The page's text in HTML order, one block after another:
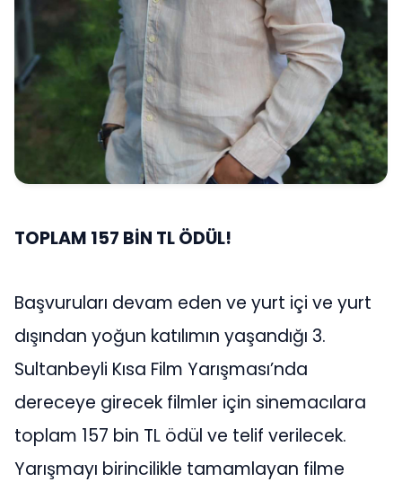
TOPLAM 157 BİN TL ÖDÜL!
Başvuruları devam eden ve yurt içi ve yurt
dışından yoğun katılımın yaşandığı 3.
Sultanbeyli Kısa Film Yarışması’nda
dereceye girecek filmler için sinemacılara
toplam 157 bin TL ödül ve telif verilecek.
Yarışmayı birincilikle tamamlayan filme